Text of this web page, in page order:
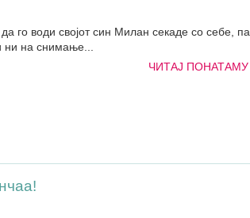
го води својот син Милан секаде со себе, па
ни на снимање...
ЧИТАЈ ПОНАТАМУ